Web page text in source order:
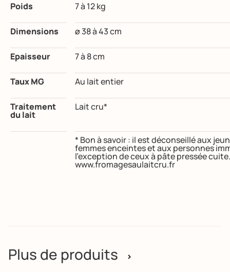
Poids 7 à 12 kg
Dimensions ø 38 à 43 cm
Epaisseur 7 à 8 cm
Taux MG Au lait entier
Traitement
du lait
Lait cru*
* Bon à savoir : il est déconseillé aux
femmes enceintes et aux personnes
l’exception de ceux à pâte pressée
www.fromagesaulaitcru.fr
Plus de produits >